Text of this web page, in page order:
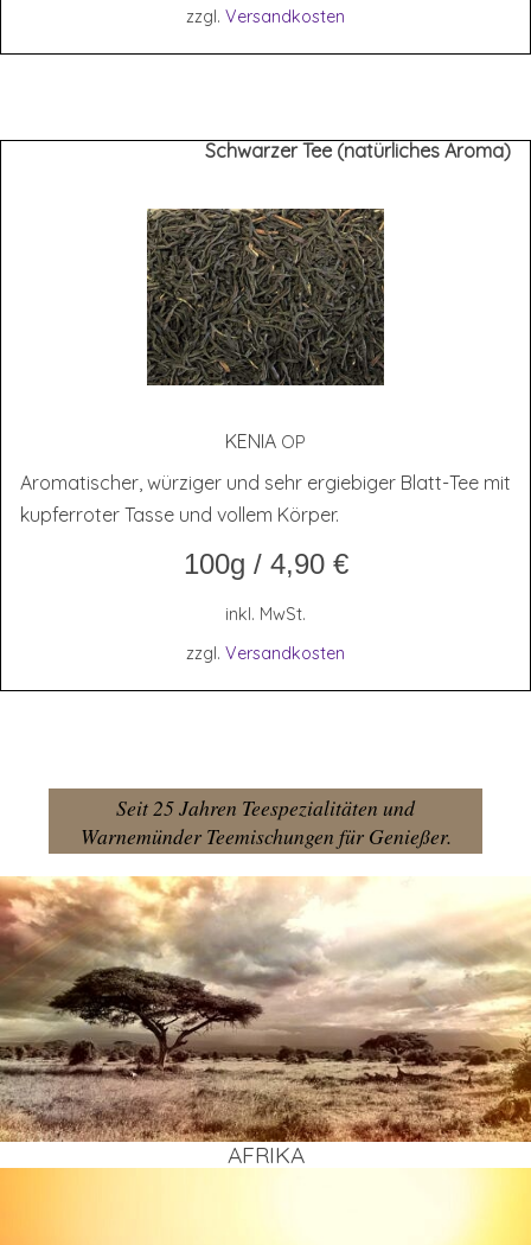
zzgl. Versandkosten
Schwarzer Tee (natürliches Aroma)
KENIA OP
Aromatischer, würziger und sehr ergiebiger Blatt-Tee mit
kupferroter Tasse und vollem Körper.
100g / 4,90 €
inkl. MwSt.
zzgl. Versandkosten
Seit 25 Jahren Teespezialitäten und
Warnemünder Teemischungen für Genießer.
AFRI­KA